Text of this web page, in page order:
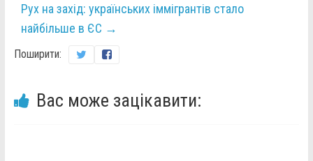
Рух на захід: українських іммігрантів стало
найбільше в ЄС →
Поширити:
Вас може зацікавити: